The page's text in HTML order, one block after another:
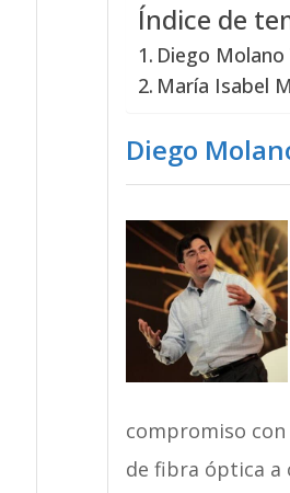
Índice de
Diego Molano
María Isabel
Diego
compromiso
de fibra óptica a